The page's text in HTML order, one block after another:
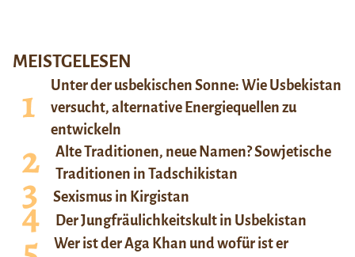
MEISTGELESEN
Unter der usbekischen Sonne: Wie Usbekistan
versucht, alternative Energiequellen zu
entwickeln
Alte Traditionen, neue Namen? Sowjetische
Traditionen in Tadschikistan
Sexismus in Kirgistan
Der Jungfräulichkeitskult in Usbekistan
Wer ist der Aga Khan und wofür ist er